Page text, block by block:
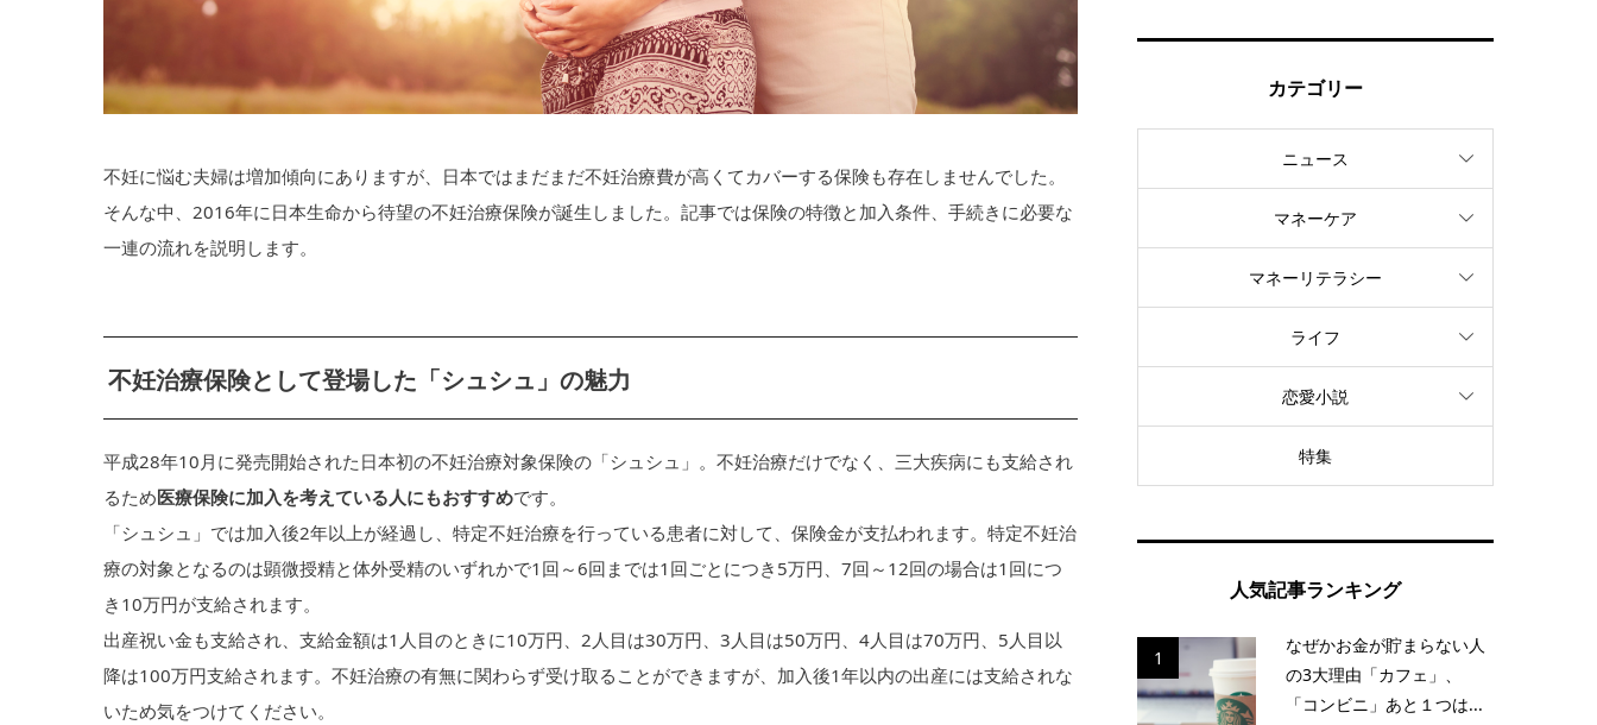
不妊に悩む夫婦は増加傾向にありますが、日本ではまだまだ不妊治療費が高くてカバーする保険も存在しませんでした。
そんな中、2016年に日本生命から待望の不妊治療保険が誕生しました。記事では保険の特徴と加入条件、手続きに必要な
一連の流れを説明します。
不妊治療保険として登場した「シュシュ」の魅力
平成28年10月に発売開始された日本初の不妊治療対象保険の「シュシュ」。不妊治療だけでなく、三大疾病にも支給され
るため医療保険に加入を考えている人にもおすすめです。
「シュシュ」では加入後2年以上が経過し、特定不妊治療を行っている患者に対して、保険金が支払われます。特定不妊治
療の対象となるのは顕微授精と体外受精のいずれかで1回～6回までは1回ごとにつき5万円、7回～12回の場合は1回につ
き10万円が支給されます。
出産祝い金も支給され、支給金額は1人目のときに10万円、2人目は30万円、3人目は50万円、4人目は70万円、5人目以
降は100万円支給されます。不妊治療の有無に関わらず受け取ることができますが、加入後1年以内の出産には支給されな
いため気をつけてください。
カテゴリー
ニュース
マネーケア
マネーリテラシー
ライフ
恋愛小説
特集
人気記事ランキング
1
なぜかお金が貯まらない人
の3大理由「カフェ」、
「コンビニ」あと１つは...